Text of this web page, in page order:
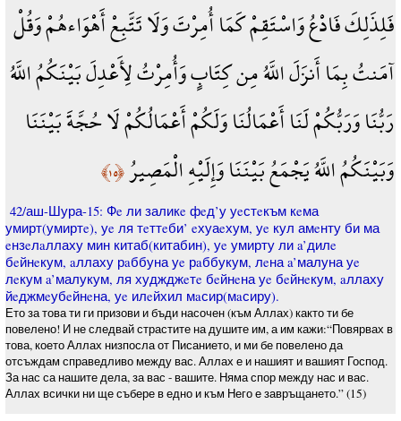
فَلِذَلِكَ فَادْعُ وَاسْتَقِمْ كَمَا أُمِرْتَ وَلَا تَتَّبِعْ أَهْوَاءهُمْ وَقُلْ
آمَنتُ بِمَا أَنزَلَ اللَّهُ مِن كِتَابٍ وَأُمِرْتُ لِأَعْدِلَ بَيْنَكُمُ اللَّهُ
رَبُّنَا وَرَبُّكُمْ لَنَا أَعْمَالُنَا وَلَكُمْ أَعْمَالُكُمْ لَا حُجَّةَ بَيْنَنَا
وَبَيْنَكُمُ اللَّهُ يَجْمَعُ بَيْنَنَا وَإِلَيْهِ الْمَصِيرُ﴿١٥﴾
42/аш-Шура-15: Фe ли заликe фeд’у уeстeкъм кeма
умирт(умиртe), уe ля тeттeби’ eхуаeхум, уe кул амeнту би ма
eнзeлaллаху мин китаб(китабин), уe умирту ли a’дилe
бeйнeкум, aллаху рaббуна уe рaббукум, лeна a’малуна уe
лeкум a’малукум, ля худжджeтe бeйнeна уe бeйнeкум, aллаху
йeджмeубeйнeна, уe илeйхил мaсир(мaсиру).
Ето за това ти ги призови и бъди насочен (към Аллах) както ти бе
повелено! И не следвай страстите на душите им, а им кажи:“Повярвах в
това, което Аллах низпосла от Писанието, и ми бе повелено да
отсъждам справедливо между вас. Аллах е и нашият и вашият Господ.
За нас са нашите дела, за вас - вашите. Няма спор между нас и вас.
Аллах всички ни ще събере в едно и към Него е завръщането.” (15)